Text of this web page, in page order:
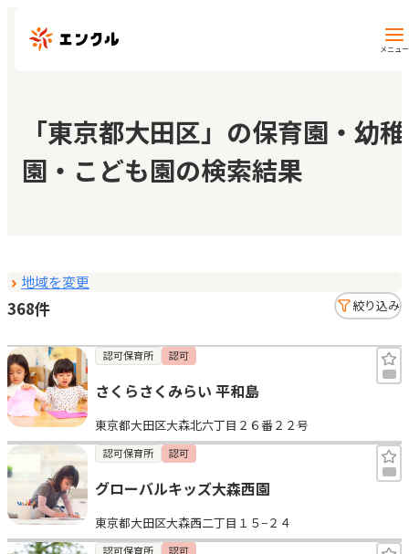
メニュー
保育園・幼稚園を探す
地図から探す
マイページ
お気に入り
見学日記
メッセージ
おすすめの園
「東京都大田区」の保育園・幼稚
園・こども園の検索結果
地域を変更
368件 絞り込み
認可保育所 認可
さくらさくみらい 平和島
東京都大田区大森北六丁目２６番２２号
認可保育所 認可
グローバルキッズ大森西園
東京都大田区大森西二丁目１５−２４
認可保育所 認可